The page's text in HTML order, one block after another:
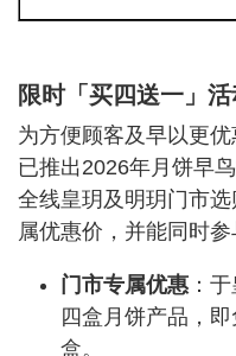
限时「买四送一」
为方便顾客及早以更
已推出2026年月饼早
全线皇玥及明玥门市
属优惠价，并能同时
门市专属优惠 ：
四盒月饼产品，
盒。